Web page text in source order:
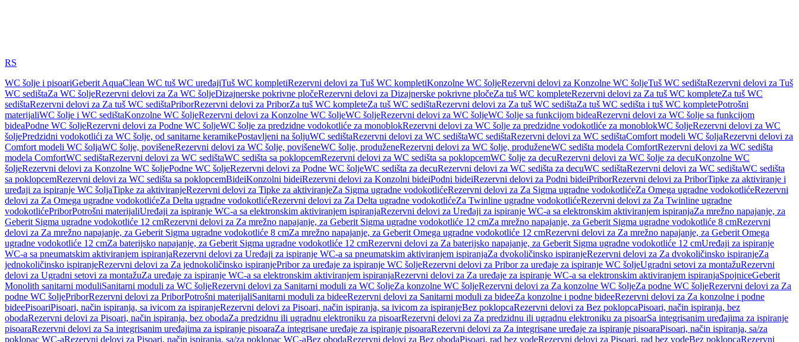
RS
WC šolje i pisoariGeberit AquaClean WC tuš WC uređajiTuš WC kompletiRezervni delovi za Tuš WC kompletiKonzolne WC šoljeRezervni delovi za Konzolne WC šoljeTuš WC sedištaRezervni delovi za Tuš
WC sedištaZa WC šoljeRezervni delovi za Za WC šoljeDizajnerske pokrivne pločeRezervni delovi za Dizajnerske pokrivne pločeZa tuš WC kompleteRezervni delovi za Za tuš WC kompleteZa tuš WC
sedištaRezervni delovi za Za tuš WC sedištaPriborRezervni delovi za PriborZa tuš WC kompleteZa tuš WC sedištaRezervni delovi za Za tuš WC sedištaZa tuš WC sedišta i tuš WC kompletePotrošni
materijaliWC šolje i WC sedištaKonzolne WC šoljeRezervni delovi za Konzolne WC šoljeWC šoljeRezervni delovi za WC šoljeWC šolje sa funkcijom bideaRezervni delovi za WC šolje sa funkcijom
bideaPodne WC šoljeRezervni delovi za Podne WC šoljeWC šolje za predzidne vodokotliće za monoblokRezervni delovi za WC šolje za predzidne vodokotliće za monoblokWC šoljeRezervni delovi za WC
šoljePredzidni vodokotlići za WC šolje, od sanitarne keramikePostavljeni na šoljuWC sedištaRezervni delovi za WC sedištaWC sedištaRezervni delovi za WC sedištaComfort modeli WC šoljaRezervni delovi za
Comfort modeli WC šoljaWC šolje, povišeneRezervni delovi za WC šolje, povišeneWC šolje, produženeRezervni delovi za WC šolje, produženeWC sedišta modela ComfortRezervni delovi za WC sedišta
modela ComfortWC sedištaRezervni delovi za WC sedištaWC sedišta sa poklopcemRezervni delovi za WC sedišta sa poklopcemWC šolje za decuRezervni delovi za WC šolje za decuKonzolne WC
šoljeRezervni delovi za Konzolne WC šoljePodne WC šoljeRezervni delovi za Podne WC šoljeWC sedišta za decuRezervni delovi za WC sedišta za decuWC sedištaRezervni delovi za WC sedištaWC sedišta
sa poklopcemRezervni delovi za WC sedišta sa poklopcemBideiKonzolni bideiRezervni delovi za Konzolni bideiPodni bideiRezervni delovi za Podni bideiPriborRezervni delovi za PriborTipke za aktiviranje i
uređaji za ispiranje WC šoljaTipke za aktiviranjeRezervni delovi za Tipke za aktiviranjeZa Sigma ugradne vodokotlićeRezervni delovi za Za Sigma ugradne vodokotlićeZa Omega ugradne vodokotlićeRezervni
delovi za Za Omega ugradne vodokotlićeZa Delta ugradne vodokotlićeRezervni delovi za Za Delta ugradne vodokotlićeZa Twinline ugradne vodokotlićeRezervni delovi za Za Twinline ugradne
vodokotlićePriborPotrošni materijaliUređaji za ispiranje WC-a sa elektronskim aktiviranjem ispiranjaRezervni delovi za Uređaji za ispiranje WC-a sa elektronskim aktiviranjem ispiranjaZa mrežno napajanje, za
Geberit Sigma ugradne vodokotliće 12 cmRezervni delovi za Za mrežno napajanje, za Geberit Sigma ugradne vodokotliće 12 cmZa mrežno napajanje, za Geberit Sigma ugradne vodokotliće 8 cmRezervni
delovi za Za mrežno napajanje, za Geberit Sigma ugradne vodokotliće 8 cmZa mrežno napajanje, za Geberit Omega ugradne vodokotliće 12 cmRezervni delovi za Za mrežno napajanje, za Geberit Omega
ugradne vodokotliće 12 cmZa baterijsko napajanje, za Geberit Sigma ugradne vodokotliće 12 cmRezervni delovi za Za baterijsko napajanje, za Geberit Sigma ugradne vodokotliće 12 cmUređaji za ispiranje
WC-a sa pneumatskim aktiviranjem ispiranjaRezervni delovi za Uređaji za ispiranje WC-a sa pneumatskim aktiviranjem ispiranjaZa dvokoličinsko ispiranjeRezervni delovi za Za dvokoličinsko ispiranjeZa
jednokoličinsko ispiranjeRezervni delovi za Za jednokoličinsko ispiranjePribor za uređaje za ispiranje WC šoljeRezervni delovi za Pribor za uređaje za ispiranje WC šoljeUgradni setovi za montažuRezervni
delovi za Ugradni setovi za montažuZa uređaje za ispiranje WC-a sa elektronskim aktiviranjem ispiranjaRezervni delovi za Za uređaje za ispiranje WC-a sa elektronskim aktiviranjem ispiranjaSpojniceGeberit
Monolith sanitarni moduliSanitarni moduli za WC šoljeRezervni delovi za Sanitarni moduli za WC šoljeZa konzolne WC šoljeRezervni delovi za Za konzolne WC šoljeZa podne WC šoljeRezervni delovi za Za
podne WC šoljePriborRezervni delovi za PriborPotrošni materijaliSanitarni moduli za bideeRezervni delovi za Sanitarni moduli za bideeZa konzolne i podne bideeRezervni delovi za Za konzolne i podne
bideePisoariPisoari, način ispiranja, sa ivicom za ispiranjeRezervni delovi za Pisoari, način ispiranja, sa ivicom za ispiranjeBez poklopcaRezervni delovi za Bez poklopcaPisoari, način ispiranja, bez
obodaRezervni delovi za Pisoari, način ispiranja, bez obodaZa predzidnu ili ugradnu elektroniku za pisoarRezervni delovi za Za predzidnu ili ugradnu elektroniku za pisoarSa integrisanim uređajima za ispiranje
pisoaraRezervni delovi za Sa integrisanim uređajima za ispiranje pisoaraZa integrisane uređaje za ispiranje pisoaraRezervni delovi za Za integrisane uređaje za ispiranje pisoaraPisoari, način ispiranja, sa/za
poklopac WC-aRezervni delovi za Pisoari, način ispiranja, sa/za poklopac WC-aBez obodaRezervni delovi za Bez obodaPisoari, rad bez vodeRezervni delovi za Pisoari, rad bez vodeBez poklopcaRezervni